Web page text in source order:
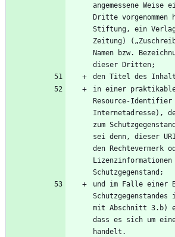
angemessene Weise
Dritte
Stiftung, ein
Zeitung)
Namen bzw.
in einer
Resource-
Internetadresse),
zum
sei denn, dieser
den Rechtevermerk
Lizenzinformationen
und im Falle einer
Schutzgegenstandes
mit Abschnitt 3.b)
dass es sich um